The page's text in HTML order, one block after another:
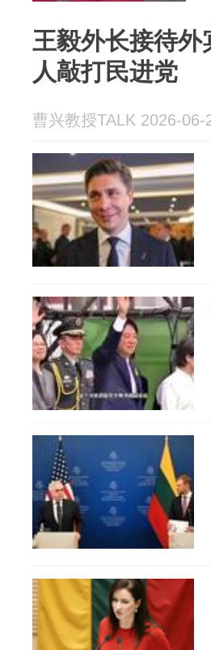
王毅外长接待外
人敲打民进党
曹兴教授TALK 2026-06-